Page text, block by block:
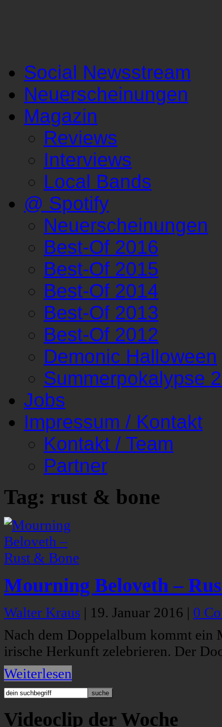
Social Newsstream
Neuerscheinungen
Magazin
Reviews
Interviews
Local Bands
@ Spotify
Neuerscheinungen
Best-Of 2016
Best-Of 2015
Best-Of 2014
Best-Of 2013
Best-Of 2012
Demonic Halloween
Summerpokalypse
Jobs
Impressum / Kontakt
Kontakt / Team
Partner
Tag: rust & bone
Mourning Beloveth –
Walter Kraus | 19. Januar 2016 | 0
Nach dem Doppelalbum kommt
irische Herkunft zelebrieren. Der
Weiterlesen
Videoclip der Woche